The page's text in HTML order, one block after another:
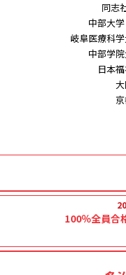
同志
中部大
岐阜医療科
中部学
日本
100％全員合